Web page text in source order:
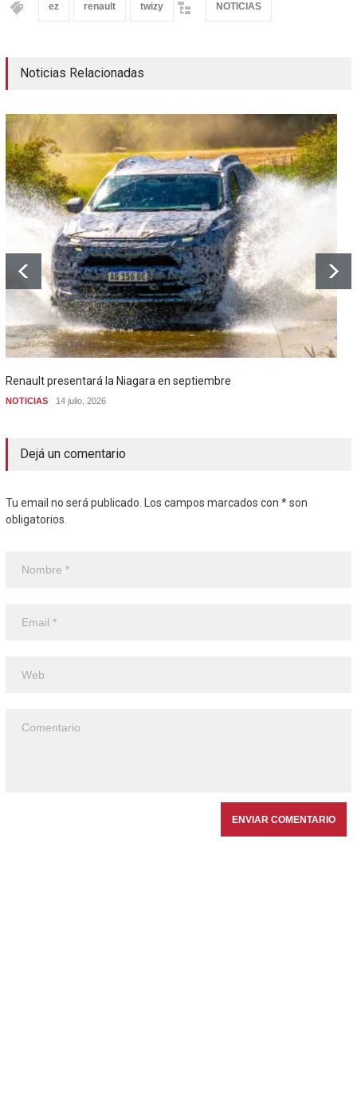
ez renault twizy NOTICIAS
Noticias Relacionadas
Renault presentará la Niagara en septiembre
NOTICIAS 14 julio, 2026
Dejá un comentario
Tu email no será publicado. Los campos marcados con * son
obligatorios.